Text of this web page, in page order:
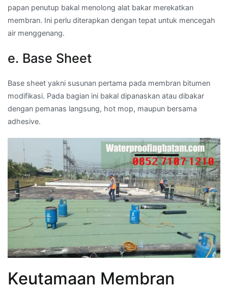
papan penutup bakal menolong alat bakar merekatkan
membran. Ini perlu diterapkan dengan tepat untuk mencegah
air menggenang.
e. Base Sheet
Base sheet yakni susunan pertama pada membran bitumen
modifikasi. Pada bagian ini bakal dipanaskan atau dibakar
dengan pemanas langsung, hot mop, maupun bersama
adhesive.
Keutamaan Membran